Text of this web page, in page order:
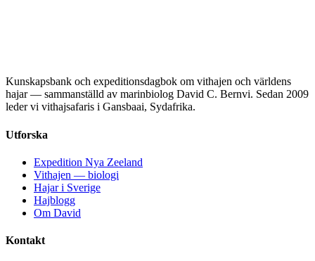
Kunskapsbank och expeditionsdagbok om vithajen och världens
hajar — sammanställd av marinbiolog David C. Bernvi. Sedan 2009
leder vi vithajsafaris i Gansbaai, Sydafrika.
Utforska
Expedition Nya Zeeland
Vithajen — biologi
Hajar i Sverige
Hajblogg
Om David
Kontakt